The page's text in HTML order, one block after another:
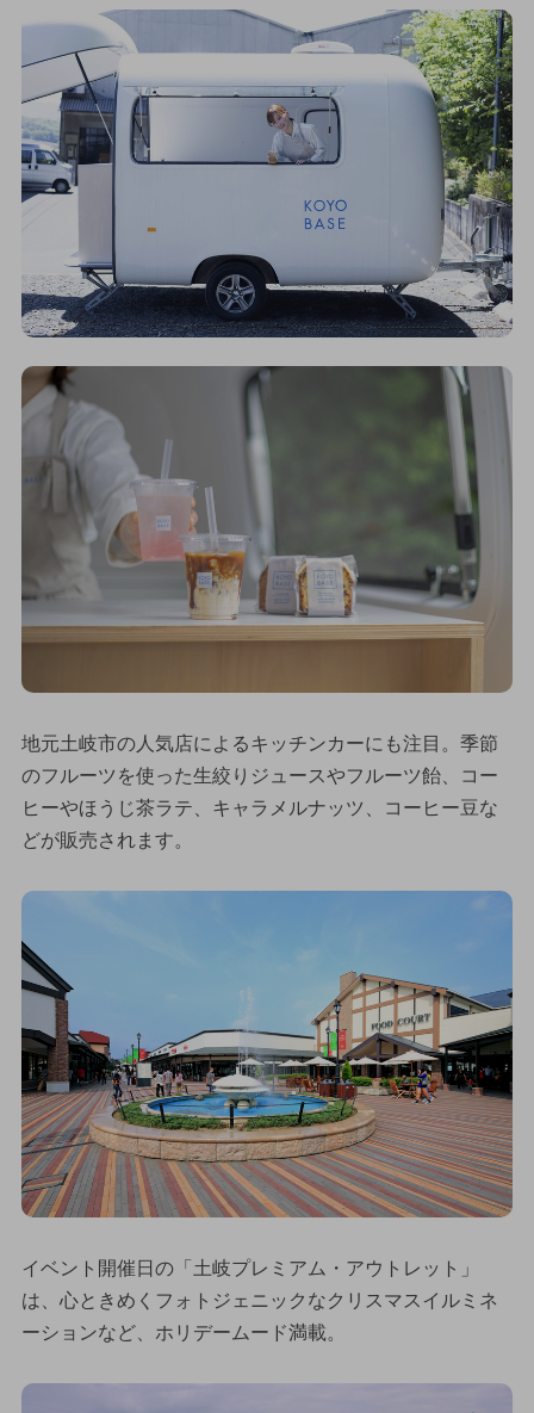
地元土岐市の人気店によるキッチンカーにも注目。季節
のフルーツを使った生絞りジュースやフルーツ飴、コー
ヒーやほうじ茶ラテ、キャラメルナッツ、コーヒー豆な
どが販売されます。
イベント開催日の「土岐プレミアム・アウトレット」
は、心ときめくフォトジェニックなクリスマスイルミネ
ーションなど、ホリデームード満載。